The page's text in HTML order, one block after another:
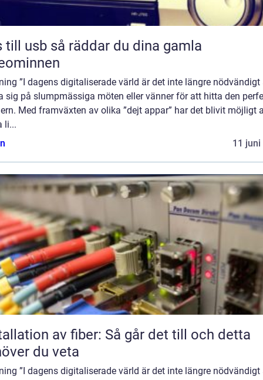
räddar du dina gamla
”I dagens digitaliserade värld är det inte längre nödvändigt
sig på slumpmässiga möten eller vänner för att hitta den
Med framväxten av olika ”dejt appar” har det blivit möjligt
li...
11 juni
av fiber: Så går det till och detta
du veta
”I dagens digitaliserade värld är det inte längre nödvändigt